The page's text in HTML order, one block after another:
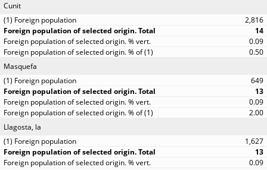
Cunit
2,816
14
0.09
0.50
Masquefa
649
13
0.09
2.00
Llagosta, la
1,627
13
0.09